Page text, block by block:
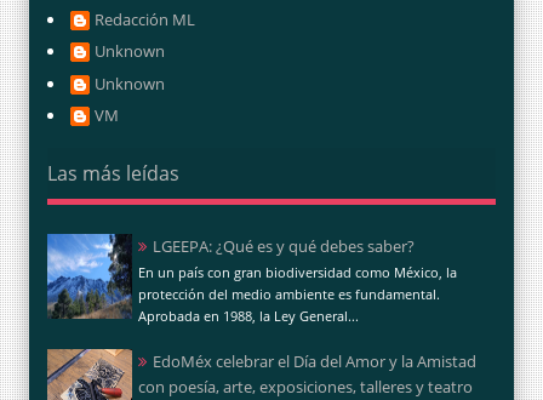
Redacción ML
Unknown
Unknown
VM
Las más leídas
LGEEPA: ¿Qué es y qué debes saber?
En un país con gran biodiversidad como México, la
protección del medio ambiente es fundamental.
Aprobada en 1988, la Ley General...
EdoMéx celebrar el Día del Amor y la Amistad
con poesía, arte, exposiciones, talleres y teatro